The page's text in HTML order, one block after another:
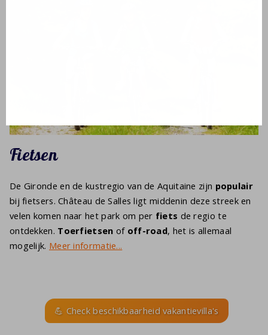
Fietsen
De Gironde en de kustregio van de Aquitaine zijn populair
bij fietsers. Château de Salles ligt middenin deze streek en
velen komen naar het park om per fiets de regio te
ontdekken. Toerfietsen of off-road, het is allemaal
mogelijk. Meer informatie...
💪 Check beschikbaarheid vakantievilla's